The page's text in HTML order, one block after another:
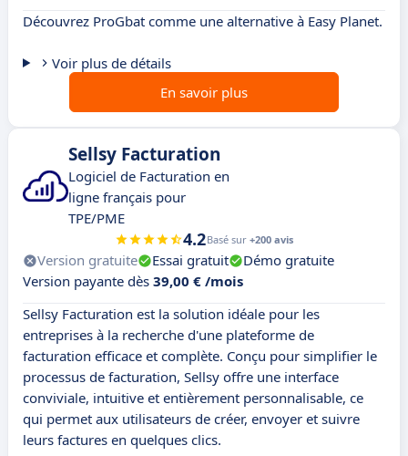
Découvrez ProGbat comme une alternative à Easy Planet.
Voir plus de détails
En savoir plus
Sellsy Facturation
Logiciel de Facturation en
ligne français pour
TPE/PME
4.2Basé sur +200 avis
Version gratuite Essai gratuit
Démo gratuite
Version payante dès 39,00 € /mois
Sellsy Facturation est la solution idéale pour les
entreprises à la recherche d'une plateforme de
facturation efficace et complète. Conçu pour simplifier le
processus de facturation, Sellsy offre une interface
conviviale, intuitive et entièrement personnalisable, ce
qui permet aux utilisateurs de créer, envoyer et suivre
leurs factures en quelques clics.